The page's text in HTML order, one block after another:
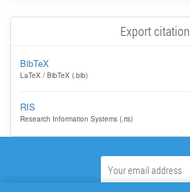
Export citation
BibTeX
LaTeX / BibTeX (.bib)
RIS
Research Information Systems (.ris)